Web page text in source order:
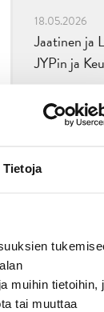
Tietoja
muihin tietoihin,
tai muuttaa
18.05.2026
Jaatinen ja
JYPin ja
14.05.2026
Tuore
JYP-
sopimuksella
Veeti
kahden